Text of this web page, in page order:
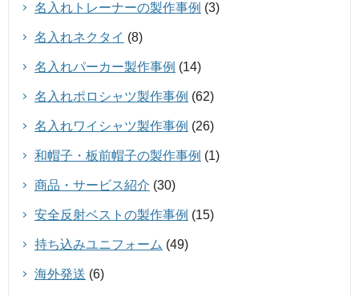
名入れトレーナーの製作事例 (3)
名入れネクタイ (8)
名入れパーカー製作事例 (14)
名入れポロシャツ製作事例 (62)
名入れワイシャツ製作事例 (26)
和帽子・板前帽子の製作事例 (1)
商品・サービス紹介 (30)
安全反射ベストの製作事例 (15)
持ち込みユニフォーム (49)
海外発送 (6)